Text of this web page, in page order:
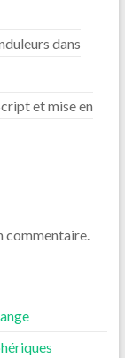
dans
et mise en